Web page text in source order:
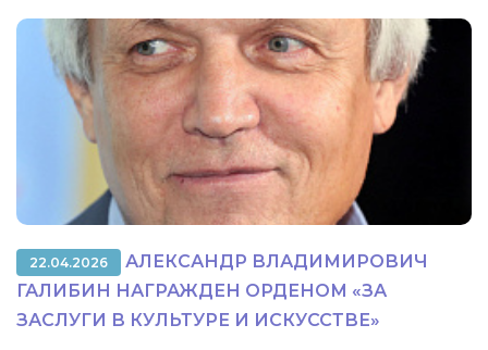
22.04.2026
АЛЕКСАНДР ВЛАДИМИРОВИЧ
ГАЛИБИН НАГРАЖДЕН ОРДЕНОМ «ЗА
ЗАСЛУГИ В КУЛЬТУРЕ И ИСКУССТВЕ»